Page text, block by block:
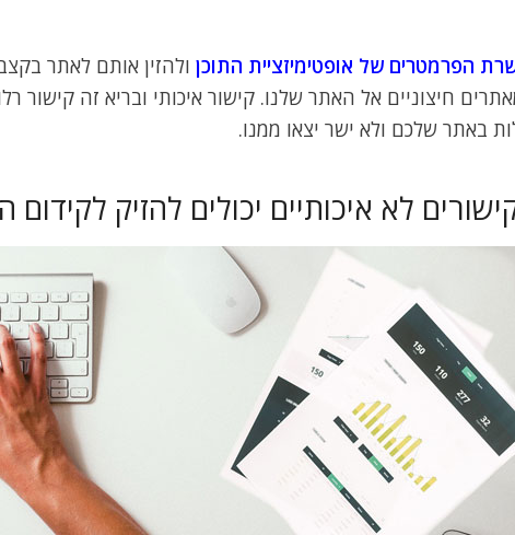
הפרמטרים של אופטימיזציית התוכן ולהזין אותם לאתר
חיצוניים אל האתר שלנו. קישור איכותי ובריא זה קישור
באתר שלכם ולא ישר יצאו ממנו.
לא איכותיים יכולים להזיק